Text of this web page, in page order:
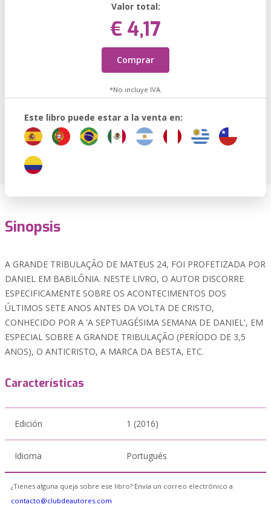
Valor total:
€ 4,17
Comprar
*No incluye IVA.
Este libro puede estar a la venta en:
Sinopsis
A GRANDE TRIBULAÇÃO DE MATEUS 24, FOI PROFETIZADA POR
DANIEL EM BABILÔNIA. NESTE LIVRO, O AUTOR DISCORRE
ESPECIFICAMENTE SOBRE OS ACONTECIMENTOS DOS
ÚLTIMOS SETE ANOS ANTES DA VOLTA DE CRISTO,
CONHECIDO POR A 'A SEPTUAGÉSIMA SEMANA DE DANIEL', EM
ESPECIAL SOBRE A GRANDE TRIBULAÇÃO (PERÍODO DE 3,5
ANOS), O ANTICRISTO, A MARCA DA BESTA, ETC.
Características
Edición 1 (2016)
Idioma Portugués
¿Tienes alguna queja sobre ese libro? Envía un correo electrónico a
contacto@clubdeautores.com